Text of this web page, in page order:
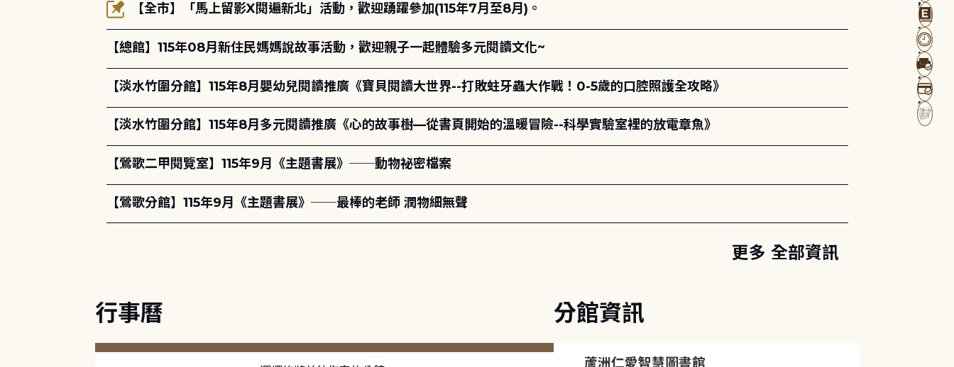
【全市】「馬上留影X閱遍新北」活動，歡迎踴躍參加(115年7月至8月)。
【總館】115年08月新住民媽媽說故事活動，歡迎親子一起體驗多元閱讀文化~
【淡水竹圍分館】115年8月嬰幼兒閱讀推廣《寶貝閱讀大世界--打敗蛀牙蟲大作戰！0-5歲的口腔照護全攻略》
【淡水竹圍分館】115年8月多元閱讀推廣《心的故事樹—從書頁開始的溫暖冒險--科學實驗室裡的放電章魚》
【鶯歌二甲閱覽室】115年9月《主題書展》──動物祕密檔案
【鶯歌分館】115年9月《主題書展》──最棒的老師 潤物細無聲
更多 全部資訊
行事曆 分館資訊
蘆洲仁愛智慧圖書館